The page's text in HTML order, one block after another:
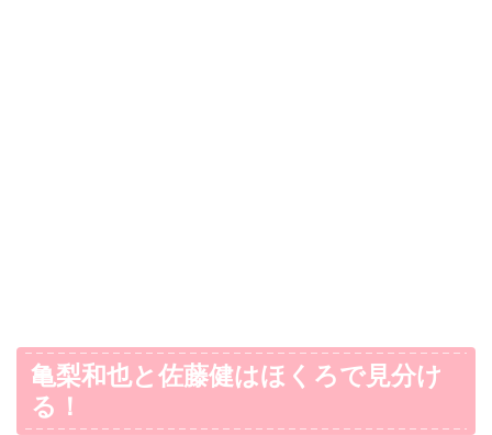
亀梨和也と佐藤健はほくろで見分け
る！